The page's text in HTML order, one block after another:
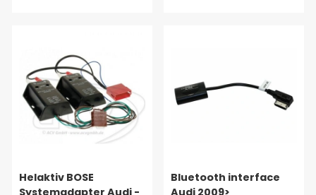
Helaktiv BOSE
Systemadapter Audi -
Bluetooth interface
Audi 2009>